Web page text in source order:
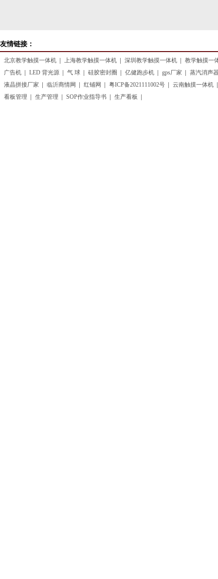
友情链接：
北京教学触摸一体机 上海教学触摸一体机 深圳教学触摸一体机
教学触摸一
广告机
LED 背光源 气 球 硅胶密封圈 亿健跑步机 gps厂家
蒸汽消声
液晶拼接厂家
临沂商情网 红铺网 粤ICP备2021111002号
云南触摸一体机
看板管理
生产管理 SOP作业指导书 生产看板